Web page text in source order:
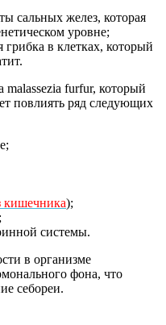
сальных желез, которая
уровне;
в клетках, который
furfur, который
повлиять ряд следующих
кишечника);
системы.
в организме
фона, что
себореи.